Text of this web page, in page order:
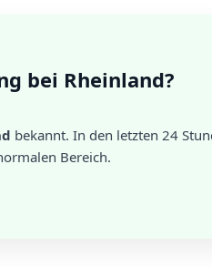
bei Rheinland?
bekannt. In den letzten 24
Bereich.